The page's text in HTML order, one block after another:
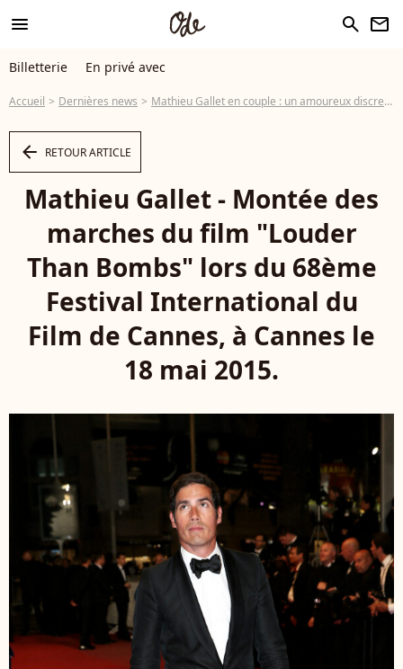
menu search newsletter
Billetterie En privé avec
Accueil Dernières news Mathieu Gallet en couple : un amoureux discret, remis de la folle rumeur avec Emmanuel Macron
arrow_left RETOUR ARTICLE
Mathieu Gallet - Montée des
marches du film "Louder
Than Bombs" lors du 68ème
Festival International du
Film de Cannes, à Cannes le
18 mai 2015.